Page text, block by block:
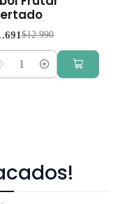
$12.990